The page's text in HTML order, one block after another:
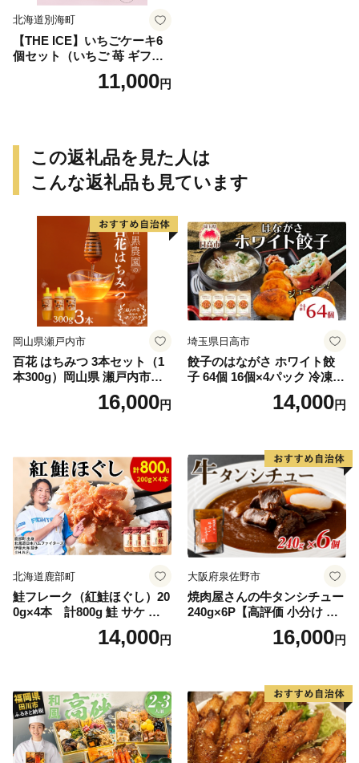
北海道別海町
【THE ICE】いちごケーキ6
個セット（いちご 苺 ギフト
ふるさと納税 高評価 アイス I
CE 生乳 別海町産 北海道 ア
と納税 ジェラート）
11,000円
この返礼品を見た人は
こんな返礼品も見ています
岡山県瀬戸内市
百花 はちみつ 3本セット（1
本300g）岡山県 瀬戸内市産
石黒農園 ヨーグルト パン 砂
糖の代わり 香り高い いい香
16,000円
埼玉県日高市
餃子のはながさ ホワイト餃
子 64個 16個×4パック 冷凍
中華 点心 B級グルメ ご当地
野菜 おつまみ おかず 簡単調
ー ギフト お取り寄せ 日高市
14,000円
北海道鹿部町
鮭フレーク（紅鮭ほぐし）20
0g×4本 計800g 鮭 サケ 鮭
ほぐし サケフレーク シャケ
フレーク 鮭フレーク14,000円
大阪府泉佐野市
焼肉屋さんの牛タンシチュー
240g×6P【高評価 小分け 惣
菜 牛たん 一人暮らし 冷凍】
16,000円